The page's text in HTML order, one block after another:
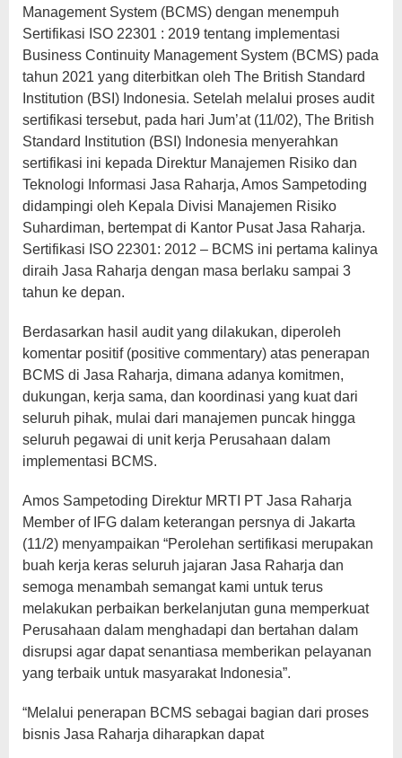
Management System (BCMS) dengan menempuh
Sertifikasi ISO 22301 : 2019 tentang implementasi
Business Continuity Management System (BCMS) pada
tahun 2021 yang diterbitkan oleh The British Standard
Institution (BSI) Indonesia. Setelah melalui proses audit
sertifikasi tersebut, pada hari Jum’at (11/02), The British
Standard Institution (BSI) Indonesia menyerahkan
sertifikasi ini kepada Direktur Manajemen Risiko dan
Teknologi Informasi Jasa Raharja, Amos Sampetoding
didampingi oleh Kepala Divisi Manajemen Risiko
Suhardiman, bertempat di Kantor Pusat Jasa Raharja.
Sertifikasi ISO 22301: 2012 – BCMS ini pertama kalinya
diraih Jasa Raharja dengan masa berlaku sampai 3
tahun ke depan.
Berdasarkan hasil audit yang dilakukan, diperoleh
komentar positif (positive commentary) atas penerapan
BCMS di Jasa Raharja, dimana adanya komitmen,
dukungan, kerja sama, dan koordinasi yang kuat dari
seluruh pihak, mulai dari manajemen puncak hingga
seluruh pegawai di unit kerja Perusahaan dalam
implementasi BCMS.
Amos Sampetoding Direktur MRTI PT Jasa Raharja
Member of IFG dalam keterangan persnya di Jakarta
(11/2) menyampaikan “Perolehan sertifikasi merupakan
buah kerja keras seluruh jajaran Jasa Raharja dan
semoga menambah semangat kami untuk terus
melakukan perbaikan berkelanjutan guna memperkuat
Perusahaan dalam menghadapi dan bertahan dalam
disrupsi agar dapat senantiasa memberikan pelayanan
yang terbaik untuk masyarakat Indonesia”.
“Melalui penerapan BCMS sebagai bagian dari proses
bisnis Jasa Raharja diharapkan dapat